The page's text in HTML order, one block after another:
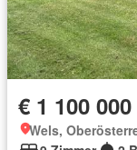
€ 1 100 000
Wels,